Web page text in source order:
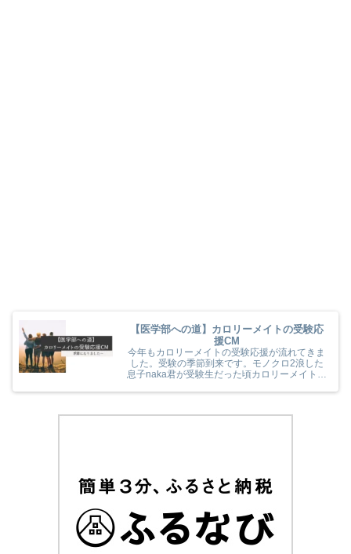
【医学部への道】カロリーメイトの受験応
援CM
今年もカロリーメイトの受験応援が流れてきま
した。受験の季節到来です。モノクロ2浪した
息子naka君が受験生だった頃カロリーメイトの
(^^) 今年のカロリーメイトの受験応援CMも音